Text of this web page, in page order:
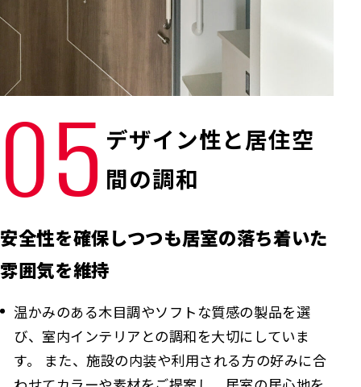
05 デザイン性と居住空
間の調和
安全性を確保しつつも居室の落ち着いた
雰囲気を維持
温かみのある木目調やソフトな質感の製品を選
び、室内インテリアとの調和を大切にしていま
す。 また、施設の内装や利用される方の好みに合